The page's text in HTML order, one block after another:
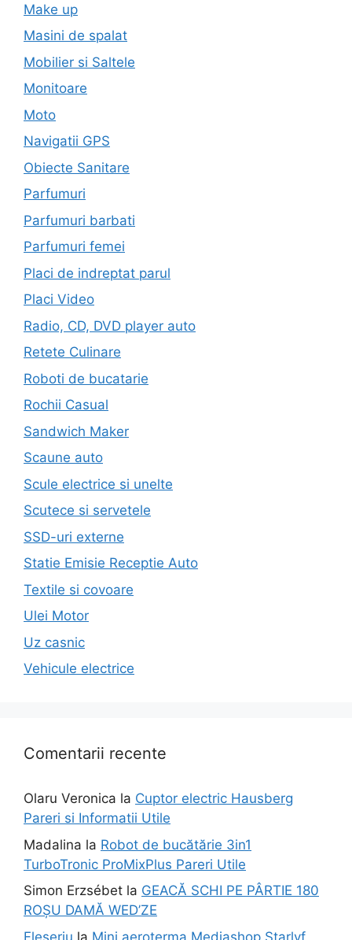
Make up
Masini de spalat
Mobilier si Saltele
Monitoare
Moto
Navigatii GPS
Obiecte Sanitare
Parfumuri
Parfumuri barbati
Parfumuri femei
Placi de indreptat parul
Placi Video
Radio, CD, DVD player auto
Retete Culinare
Roboti de bucatarie
Rochii Casual
Sandwich Maker
Scaune auto
Scule electrice si unelte
Scutece si servetele
SSD-uri externe
Statie Emisie Receptie Auto
Textile si covoare
Ulei Motor
Uz casnic
Vehicule electrice
Comentarii recente
Olaru Veronica la Cuptor electric Hausberg
Pareri si Informatii Utile
Madalina la Robot de bucătărie 3in1
TurboTronic ProMixPlus Pareri Utile
Simon Erzsébet la GEACĂ SCHI PE PÂRTIE 180
ROȘU DAMĂ WED’ZE
Fleseriu la Mini aeroterma Mediashop Starlyf